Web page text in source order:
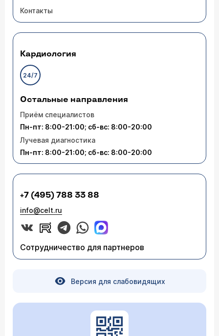
Контакты
Кардиология
24/7
Остальные направления
Приём специалистов
Пн-пт: 8:00-21:00; сб-вс: 8:00-20:00
Лучевая диагностика
Пн-пт: 8:00-21:00; сб-вс: 8:00-20:00
+7 (495) 788 33 88
info@celt.ru
Сотрудничество для партнеров
Версия для слабовидящих